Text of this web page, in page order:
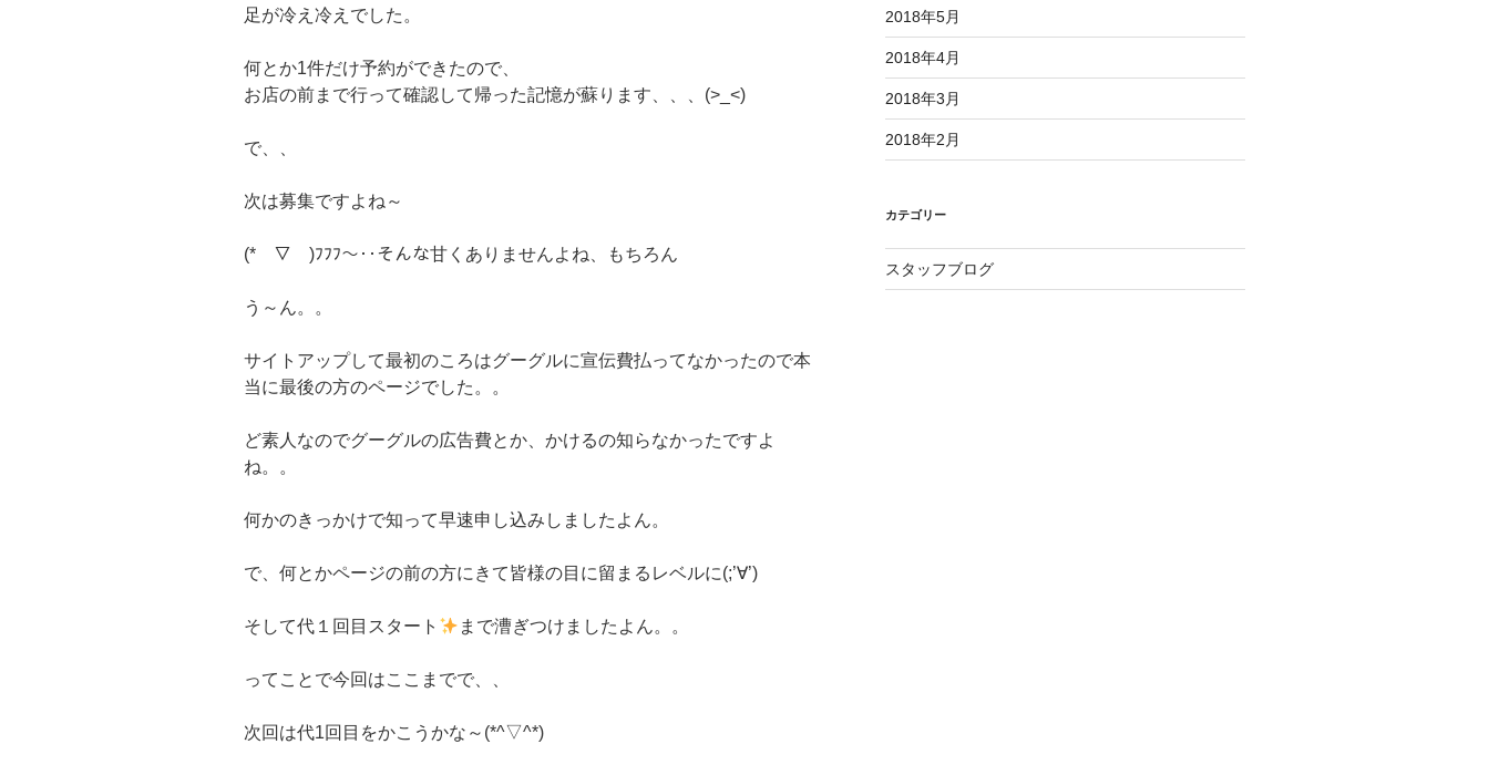
足が冷え冷えでした。
何とか1件だけ予約ができたので、
お店の前まで行って確認して帰った記憶が蘇ります、、、(>_<)
で、、
次は募集ですよね～
(*￣▽￣)ﾌﾌﾌ～‥そんな甘くありませんよね、もちろん
う～ん。。
サイトアップして最初のころはグーグルに宣伝費払ってなかったので本
当に最後の方のページでした。。
ど素人なのでグーグルの広告費とか、かけるの知らなかったですよ
ね。。
何かのきっかけで知って早速申し込みしましたよん。
で、何とかページの前の方にきて皆様の目に留まるレベルに(;’∀’)
そして代１回目スタート まで漕ぎつけましたよん。。
ってことで今回はここまでで、、
次回は代1回目をかこうかな～(*^▽^*)
2018年5月
2018年4月
2018年3月
2018年2月
カテゴリー
スタッフブログ